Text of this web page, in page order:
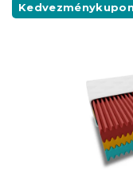
Kedvezménykupon